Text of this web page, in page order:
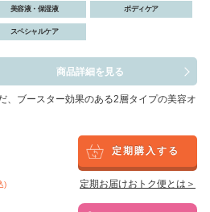
美容液・保湿液 ボディケア
スペシャルケア
商品詳細を見る
、ブースター効果のある2層タイプの美容オ
)
定期購入する
定期お届けおトク便とは＞